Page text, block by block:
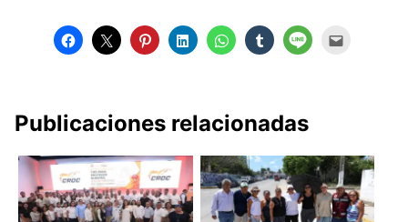
Publicaciones relacionadas